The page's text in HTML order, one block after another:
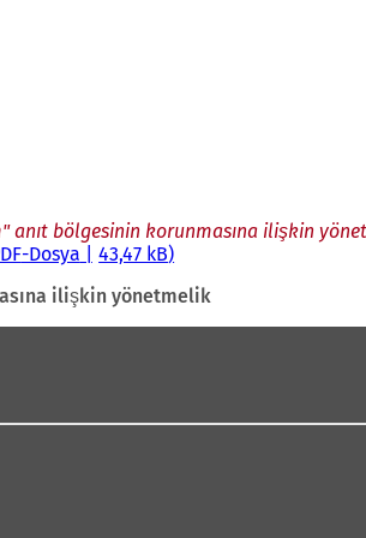
anıt bölgesinin korunmasına ilişkin
-Dosya 43,47 kB
ilişkin yönetmelik